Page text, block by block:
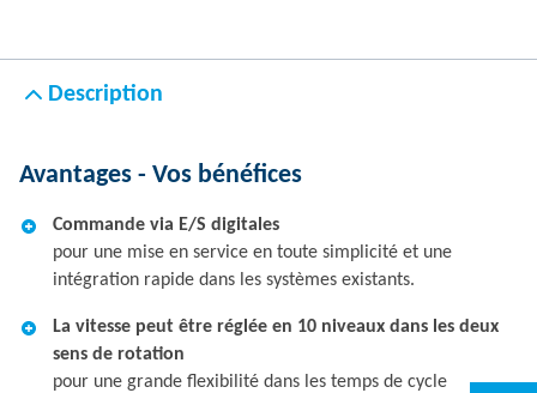
Description
Avantages - Vos bénéfices
Commande via E/S digitales
pour une mise en service en toute simplicité et une
intégration rapide dans les systèmes existants.
La vitesse peut être réglée en 10 niveaux dans les deux
sens de rotation
pour une grande flexibilité dans les temps de cycle